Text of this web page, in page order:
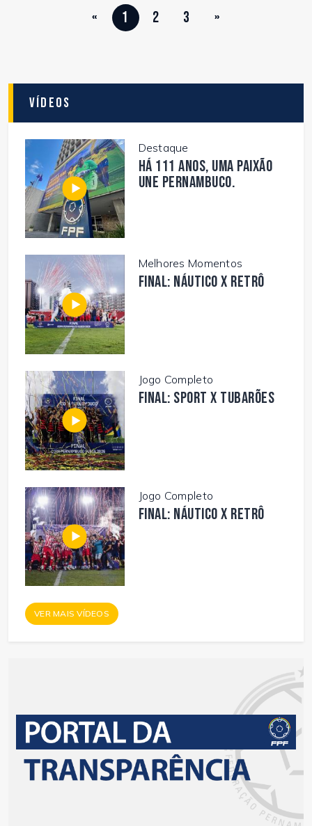
« 1 2 3 »
Vídeos
Destaque
Há 111 anos, uma paixão
une Pernambuco.
Melhores Momentos
FINAL: NÁUTICO X RETRÔ
Jogo Completo
FINAL: SPORT X TUBARÕES
Jogo Completo
FINAL: NÁUTICO X RETRÔ
VER MAIS VÍDEOS